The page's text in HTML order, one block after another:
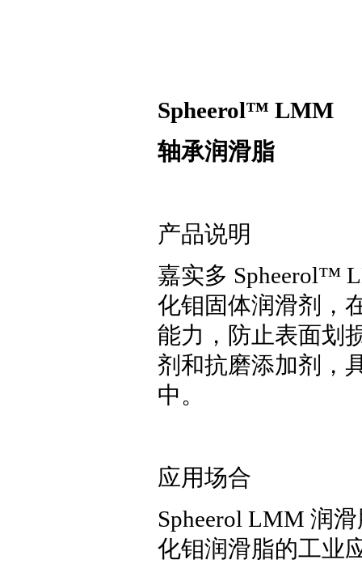
Spheerol™ LMM
轴承润滑脂
产品说明
嘉实多 Spheerol™
化钼固体润滑剂，
能力，防止表面划
剂和抗磨添加剂，
中。
应用场合
Spheerol LMM 润
化钼润滑脂的工业